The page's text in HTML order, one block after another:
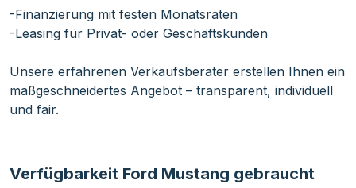
-Finanzierung mit festen Monatsraten
-Leasing für Privat- oder Geschäftskunden
Unsere erfahrenen Verkaufsberater erstellen Ihnen ein
maßgeschneidertes Angebot – transparent, individuell
und fair.
Verfügbarkeit Ford Mustang gebraucht